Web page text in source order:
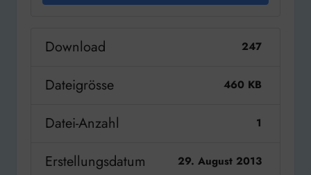
Download 247
Dateigrösse 460 KB
Datei-Anzahl 1
Erstellungsdatum 29. August 2013